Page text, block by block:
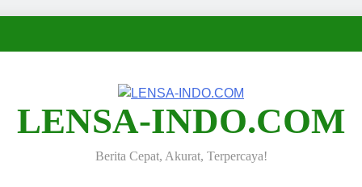
LENSA-INDO.COM
Berita Cepat, Akurat, Terpercaya!